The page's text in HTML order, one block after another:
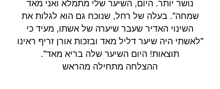
שמחה". בעלה של רחל, שנוכח גם הוא לגלות את
השינוי האדיר שעבר שיערה של אשתו, מעיד כי
"לאשתי היה שיער דליל מאד ובזכות אורן זריף ראינו
תוצאות! היום השיער שלה בריא מאד".
ההצלחה מתחילה מהראש